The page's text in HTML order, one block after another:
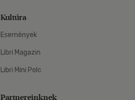
Kultúra
Események
Libri Magazin
Libri Mini Polc
Partnereinknek